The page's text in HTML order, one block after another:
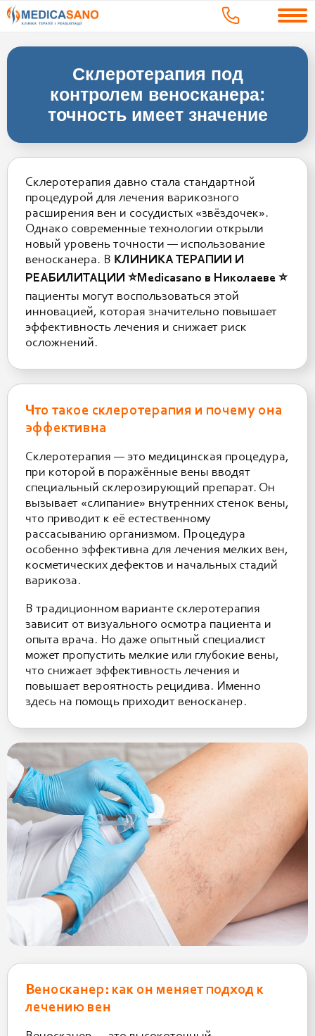
Склеротерапия под
контролем веноскaнера:
точность имеет значение
Склеротерапия давно стала стандартной
процедурой для лечения варикозного
расширения вен и сосудистых «звёздочек».
Однако современные технологии открыли
новый уровень точности — использование
веноскaнера. В КЛИНИКА ТЕРАПИИ И
РЕАБИЛИТАЦИИ ⭐️Medicasano в Николаеве ⭐️
пациенты могут воспользоваться этой
инновацией, которая значительно повышает
эффективность лечения и снижает риск
осложнений.
Что такое склеротерапия и почему она
эффективна
Склеротерапия — это медицинская процедура,
при которой в поражённые вены вводят
специальный склерозирующий препарат. Он
вызывает «слипание» внутренних стенок вены,
что приводит к её естественному
рассасыванию организмом. Процедура
особенно эффективна для лечения мелких вен,
косметических дефектов и начальных стадий
варикоза.
В традиционном варианте склеротерапия
зависит от визуального осмотра пациента и
опыта врача. Но даже опытный специалист
может пропустить мелкие или глубокие вены,
что снижает эффективность лечения и
повышает вероятность рецидива. Именно
здесь на помощь приходит веноскaнер.
Веноскaнер: как он меняет подход к
лечению вен